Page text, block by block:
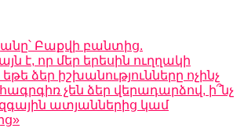
Բաքվի բանտից.
է, որ մեր երեսին ուղղակի
ձեր իշխանությունները ոչինչ
չեն ձեր վերադարձով, ի՞նչ
ատյաններից կամ